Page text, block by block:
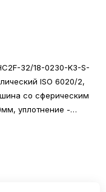
32/18-0230-K3-S-
ISO 6020/2,
со сферическим
уплотнение -